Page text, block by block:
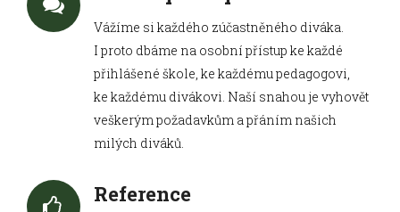
Vážíme si každého zúčastněného diváka.
I proto dbáme na osobní přístup ke každé
přihlášené škole, ke každému pedagogovi,
ke každému divákovi. Naší snahou je vyhovět
veškerým požadavkům a přáním našich
milých diváků.
Reference